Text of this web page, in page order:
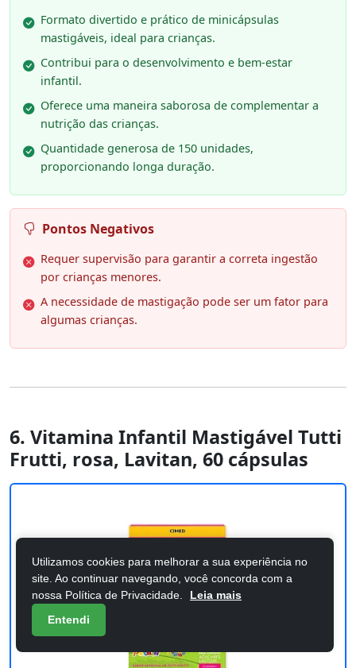
Formato divertido e prático de minicápsulas
mastigáveis, ideal para crianças.
Contribui para o desenvolvimento e bem-estar
infantil.
Oferece uma maneira saborosa de complementar a
nutrição das crianças.
Quantidade generosa de 150 unidades,
proporcionando longa duração.
Pontos Negativos
Requer supervisão para garantir a correta ingestão
por crianças menores.
A necessidade de mastigação pode ser um fator para
algumas crianças.
6. Vitamina Infantil Mastigável Tutti
Frutti, rosa, Lavitan, 60 cápsulas
Utilizamos cookies para melhorar a sua experiência no
site. Ao continuar navegando, você concorda com a
nossa Política de Privacidade.
Leia mais
Entendi